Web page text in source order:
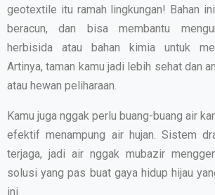
geotextile itu ramah lingkungan! Bahan
beracun, dan bisa membantu
herbisida atau bahan kimia untuk
Artinya, taman kamu jadi lebih sehat dan
atau hewan peliharaan.
Kamu juga nggak perlu buang-buang air
efektif menampung air hujan. Sistem
terjaga, jadi air nggak mubazir
solusi yang pas buat gaya hidup hijau
ini.